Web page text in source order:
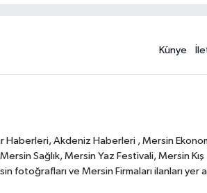
Künye
Akdeniz Haberleri , Mersin
Sağlık, Mersin Yaz Festivali, Mersin
fotoğrafları ve Mersin Firmaları ilanları yer